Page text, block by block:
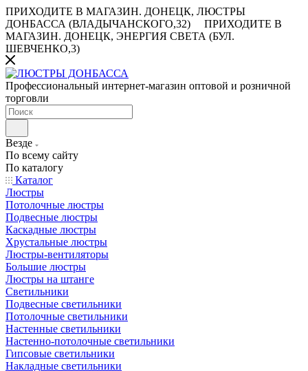
ПРИХОДИТЕ В МАГАЗИН. ДОНЕЦК, ЛЮСТРЫ
ДОНБАССА (ВЛАДЫЧАНСКОГО,32)
ПРИХОДИТЕ В
МАГАЗИН. ДОНЕЦК, ЭНЕРГИЯ СВЕТА (БУЛ.
ШЕВЧЕНКО,3)
Профессиональный интернет-магазин оптовой и розничной
торговли
Везде
По всему сайту
По каталогу
Каталог
Люстры
Потолочные люстры
Подвесные люстры
Каскадные люстры
Хрустальные люстры
Люстры-вентиляторы
Большие люстры
Люстры на штанге
Светильники
Подвесные светильники
Потолочные светильники
Настенные светильники
Настенно-потолочные светильники
Гипсовые светильники
Накладные светильники